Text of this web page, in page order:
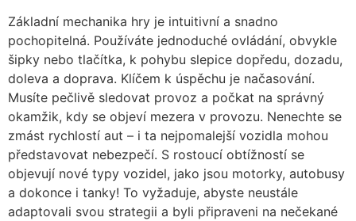
Základní mechanika hry je intuitivní a snadno
pochopitelná. Používáte jednoduché ovládání, obvykle
šipky nebo tlačítka, k pohybu slepice dopředu, dozadu,
doleva a doprava. Klíčem k úspěchu je načasování.
Musíte pečlivě sledovat provoz a počkat na správný
okamžik, kdy se objeví mezera v provozu. Nenechte se
zmást rychlostí aut – i ta nejpomalejší vozidla mohou
představovat nebezpečí. S rostoucí obtížností se
objevují nové typy vozidel, jako jsou motorky, autobusy
a dokonce i tanky! To vyžaduje, abyste neustále
adaptovali svou strategii a byli připraveni na nečekané